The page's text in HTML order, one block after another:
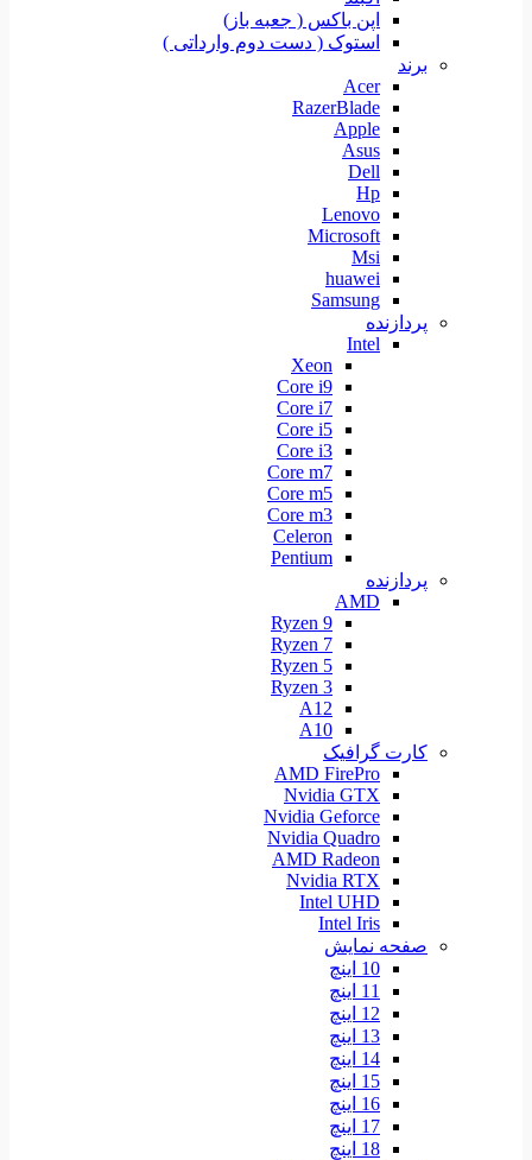
اپن باکس ( جعبه باز)
استوک ( دست دوم وارداتی )
برند
Acer
RazerBlade
Apple
Asus
Dell
Hp
Lenovo
Microsoft
Msi
huawei
Samsung
پردازنده
Intel
Xeon
Core i9
Core i7
Core i5
Core i3
Core m7
Core m5
Core m3
Celeron
Pentium
پردازنده
AMD
Ryzen 9
Ryzen 7
Ryzen 5
Ryzen 3
A12
A10
کارت گرافیک
AMD FirePro
Nvidia GTX
Nvidia Geforce
Nvidia Quadro
AMD Radeon
Nvidia RTX
Intel UHD
Intel Iris
صفحه نمایش
10 اینچ
11 اینچ
12 اینچ
13 اینچ
14 اینچ
15 اینچ
16 اینچ
17 اینچ
18 اینچ